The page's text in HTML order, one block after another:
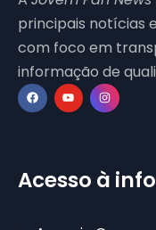
principais notícias
com foco em
informação de
Acesso à